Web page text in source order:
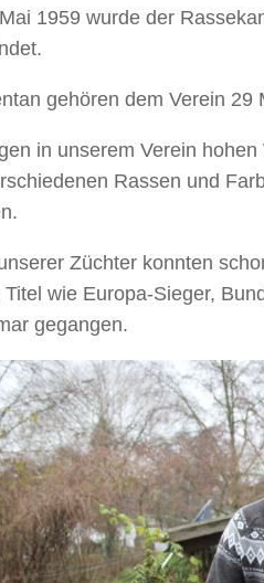
1959 wurde der
gehören dem Verein 29
in unserem Verein
Rassen und
Züchter konnten
Titel wie Europa-Sieger,
gegangen.